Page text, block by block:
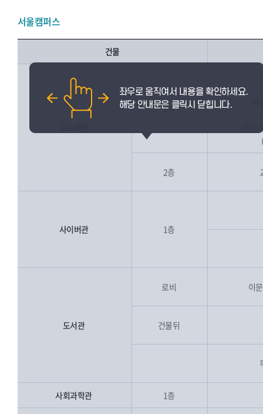
서울캠퍼스
건물
1층
2층
사이버관 1층
도서관
로비 이
건물뒤
사회과학관 1층